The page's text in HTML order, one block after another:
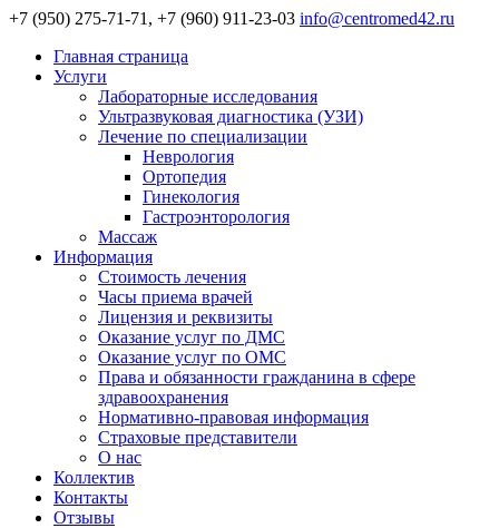
+7 (950) 275-71-71, +7 (960) 911-23-03 info@centromed42.ru
Главная страница
Услуги
Лабораторные исследования
Ультразвуковая диагностика (УЗИ)
Лечение по специализации
Неврология
Ортопедия
Гинекология
Гастроэнторология
Массаж
Информация
Стоимость лечения
Часы приема врачей
Лицензия и реквизиты
Оказание услуг по ДМС
Оказание услуг по ОМС
Права и обязанности гражданина в сфере
здравоохранения
Нормативно-правовая информация
Страховые представители
О нас
Коллектив
Контакты
Отзывы